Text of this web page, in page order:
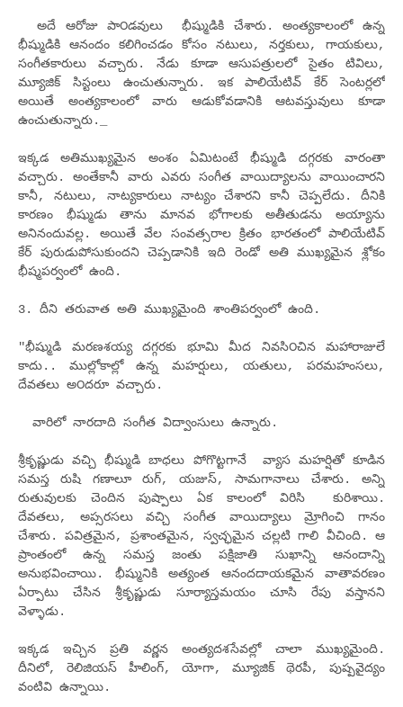
అదే ఆరోజు పా౦డ‌వులు భీష్ముడికి చేశారు. అంత్యకాలంలో ఉన్న
భీష్ముడికి ఆనందం కలిగించడం కోసం నటులు, నర్తకులు, గాయకులు,
సంగీతకారులు వచ్చారు. నేడు కూడా ఆసుపత్రులలో సైతం టివిలు,
మ్యూజిక్ సిస్టంలు ఉంచుతున్నారు. ఇక పాలియేటివ్ కేర్ సెంటర్లలో
అయితే అంత్యకాలంలో వారు ఆడుకోవడానికి ఆటవస్తువులు కూడా
ఉంచుతున్నారు._
ఇక్కడ అతిముఖ్యమైన అంశం ఏమిటంటే భీష్ముడి దగ్గరకు వారంతా
వచ్చారు. అంతేకానీ వారు ఎవరు సంగీత వాయిద్యాలను వాయించారని
కానీ, నటులు, నాట్యకారులు నాట్యం చేశారని కానీ చెప్పలేదు. దీనికి
కారణం భీష్ముడు తాను మానవ భోగాలకు అతీతుడను అయ్యాను
అనినందువల్ల. అయితే వేల సంవత్సరాల క్రితం భారతంలో పాలియేటివ్
కేర్ పురుడుపోసుకుందని చెప్పడానికి ఇది రెండో అతి ముఖ్యమైన శ్లోకం
భీష్మపర్వంలో ఉంది.
3. దీని తరువాత అతి ముఖ్యమైంది శాంతిపర్వంలో ఉంది.
"భీష్ముడి మరణశయ్య దగ్గరకు భూమి మీద నివ‌సి౦చిన‌ మ‌హారాజులే
కాదు.. ముల్లోకాల్లో ఉన్న మహర్షులు, యతులు, పరమహంసలు,
దేవతలు అ౦ద‌రూ వచ్చారు.
వారిలో నారదాది సంగీత విద్వాంసులు ఉన్నారు.
శ్రీకృష్ణుడు వచ్చి భీష్ముడి బాధలు పోగొట్టగానే వ్యాస మహర్షితో కూడిన
సమస్త రుషి గణాలూ రుగ్, యజుస్, సామగానాలు చేశారు. అన్ని
రుతువులకు చెందిన పుష్పాలు ఏక కాలంలో విరిసి కురిశాయి.
దేవతలు, అప్సరసలు వచ్చి సంగీత వాయిద్యాలు మ్రోగించి గానం
చేశారు. పవిత్రమైన, ప్రశాంతమైన, స్వచ్ఛమైన చల్లటి గాలి వీచింది. ఆ
ప్రాంతంలో ఉన్న సమస్త జంతు పక్షిజాతి సుఖాన్ని ఆనందాన్ని
అనుభవించాయి. భీష్మునికి అత్యంత ఆనందదాయకమైన వాతావరణం
ఏర్పాటు చేసిన శ్రీకృష్ణుడు సూర్యాస్తమయం చూసి రేపు వస్తానని
వెళ్ళాడు.
ఇక్కడ ఇచ్చిన ప్రతి వర్ణన అంత్యదశసేవల్లో చాలా ముఖ్యమైంది.
దీనిలో, రెలిజియస్ హీలింగ్, యోగా, మ్యూజిక్ థెరపీ, పుష్పవైద్యం
వంటివి ఉన్నాయి.